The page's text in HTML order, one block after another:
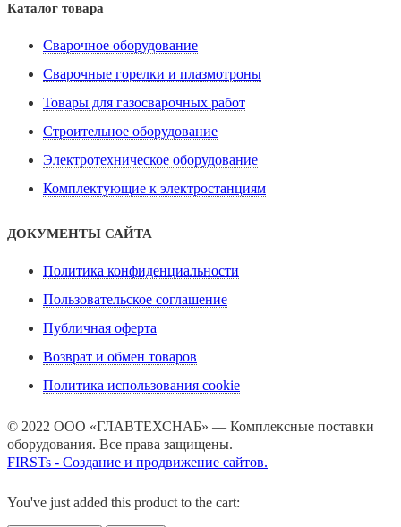
Каталог товара
Сварочное оборудование
Сварочные горелки и плазмотроны
Товары для газосварочных работ
Строительное оборудование
Электротехническое оборудование
Комплектующие к электростанциям
ДОКУМЕНТЫ САЙТА
Политика конфиденциальности
Пользовательское соглашение
Публичная оферта
Возврат и обмен товаров
Политика использования cookie
© 2022 ООО «ГЛАВТЕХСНАБ» — Комплексные поставки
оборудования. Все права защищены.
FIRSTs - Создание и продвижение сайтов.
You've just added this product to the cart: